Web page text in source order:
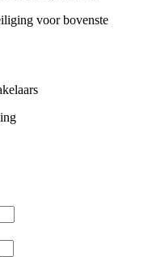
voor bovenste